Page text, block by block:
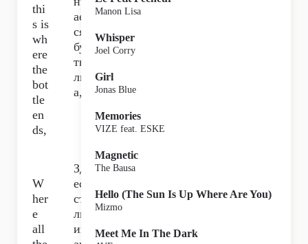
thi
s is
wh
ere
the
bot
tle
en
ds,
ает
ся
бу
ты
лк
а,
W
her
e
all
Зд
есь
ста
лк
ив
Manon Lisa
Whisper
Joel Corry
Girl
Jonas Blue
Memories
VIZE feat. ESKE
Magnetic
The Bausa
Hello (The Sun Is Up Where Are You)
Mizmo
Meet Me In The Dark